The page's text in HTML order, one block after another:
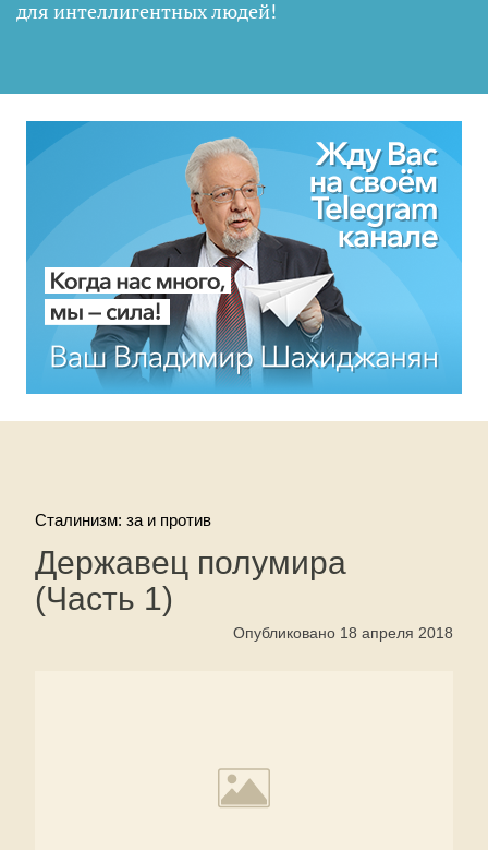
для интеллигентных людей!
Сталинизм: за и против
Державец полумира
(Часть 1)
Опубликовано 18 апреля 2018